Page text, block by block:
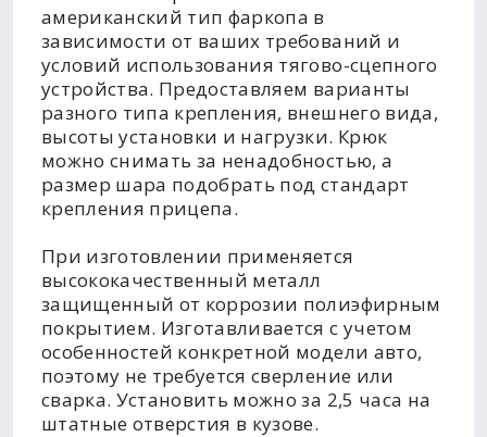
американский тип фаркопа в
зависимости от ваших требований и
условий использования тягово-сцепного
устройства. Предоставляем варианты
разного типа крепления, внешнего вида,
высоты установки и нагрузки. Крюк
можно снимать за ненадобностью, а
размер шара подобрать под стандарт
крепления прицепа.
При изготовлении применяется
высококачественный металл
защищенный от коррозии полиэфирным
покрытием. Изготавливается с учетом
особенностей конкретной модели авто,
поэтому не требуется сверление или
сварка. Установить можно за 2,5 часа на
штатные отверстия в кузове.